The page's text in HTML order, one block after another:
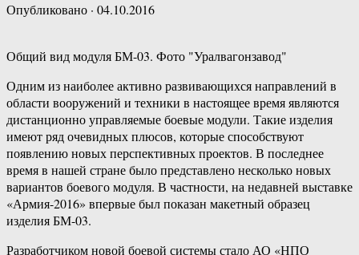
Опубликовано · 04.10.2016
Общий вид модуля БМ-03. Фото "Уралвагонзавод"
Одним из наиболее активно развивающихся направлений в
области вооружений и техники в настоящее время являются
дистанционно управляемые боевые модули. Такие изделия
имеют ряд очевидных плюсов, которые способствуют
появлению новых перспективных проектов. В последнее
время в нашей стране было представлено несколько новых
вариантов боевого модуля. В частности, на недавней выставке
«Армия-2016» впервые был показан макетный образец
изделия БМ-03.
Разработчиком новой боевой системы стало АО «НПО